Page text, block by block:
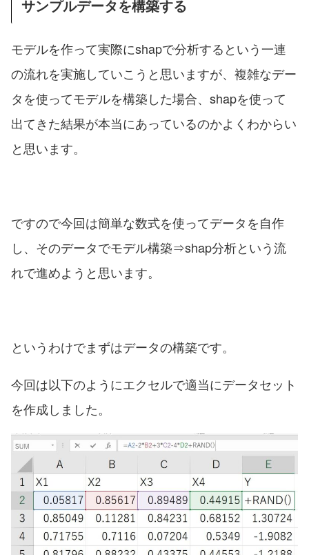
サンプルデータを構築する
モデルを作って実際にshapで分析するという一連
の流れを実施していこうと思いますが、複雑なデー
タを使ってモデルを構築した場合、shapを使って
出てきた結果が本当にあっているのかよくわからい
と思います。
ですので今回は簡単な数式を使ってデータを自作
し、そのデータでモデル構築⇒shap分析という流
れで進めようと思います。
というわけでまずはデータの構築です。
今回は以下のようにエクセルで適当にデータセット
を作成しました。